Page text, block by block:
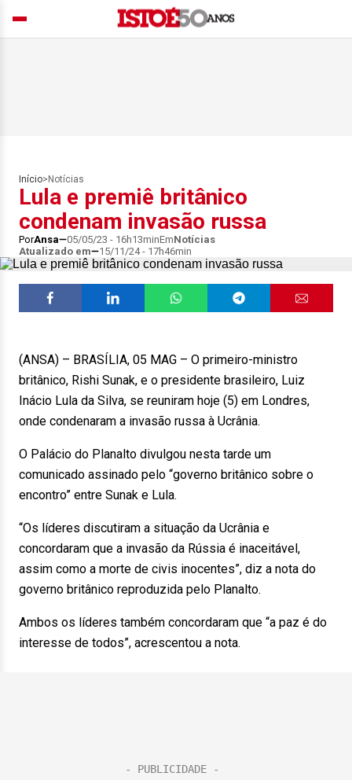
Início> Notícias
Lula e premiê britânico
condenam invasão russa
PorAnsa 05/05/23 - 16h13minEmNotícias
Atualizado em
15/11/24 - 17h46min
(ANSA) – BRASÍLIA, 05 MAG – O primeiro-ministro
britânico, Rishi Sunak, e o presidente brasileiro, Luiz
Inácio Lula da Silva, se reuniram hoje (5) em Londres,
onde condenaram a invasão russa à Ucrânia.
O Palácio do Planalto divulgou nesta tarde um
comunicado assinado pelo “governo britânico sobre o
encontro” entre Sunak e Lula.
“Os líderes discutiram a situação da Ucrânia e
concordaram que a invasão da Rússia é inaceitável,
assim como a morte de civis inocentes”, diz a nota do
governo britânico reproduzida pelo Planalto.
Ambos os líderes também concordaram que “a paz é do
interesse de todos”, acrescentou a nota.